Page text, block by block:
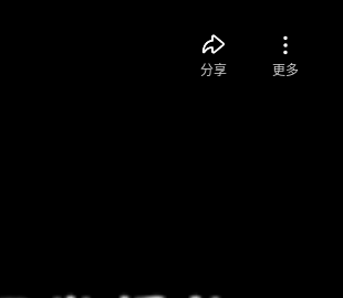
分享 更多